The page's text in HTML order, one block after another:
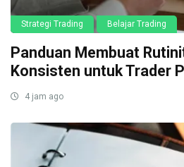
Strategi Trading Belajar Trading
Panduan Membuat
Konsisten untuk Trader
4 jam ago